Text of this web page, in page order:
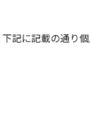
記に記載の通り個